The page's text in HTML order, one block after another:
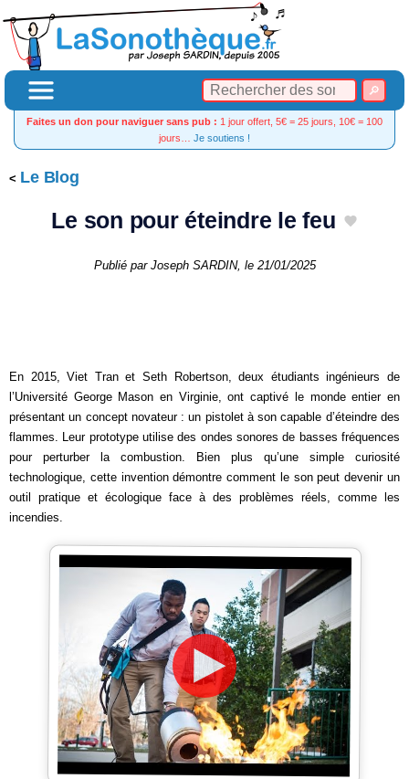
Faites un don pour naviguer sans pub : 1 jour offert, 5€ = 25 jours, 10€ = 100
jours… Je soutiens !
Le Blog
Le son pour éteindre le feu
Publié par Joseph SARDIN, le 21/01/2025
En 2015, Viet Tran et Seth Robertson, deux étudiants ingénieurs de
l’Université George Mason en Virginie, ont captivé le monde entier en
présentant un concept novateur : un pistolet à son capable d’éteindre des
flammes. Leur prototype utilise des ondes sonores de basses fréquences
pour perturber la combustion. Bien plus qu’une simple curiosité
technologique, cette invention démontre comment le son peut devenir un
outil pratique et écologique face à des problèmes réels, comme les
incendies.